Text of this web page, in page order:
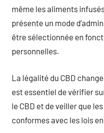
même les aliments
présente un mode
être sélectionnée en
personnelles.
La légalité du CBD
est essentiel de vérifier
le CBD et de veiller que
conformes avec les lois